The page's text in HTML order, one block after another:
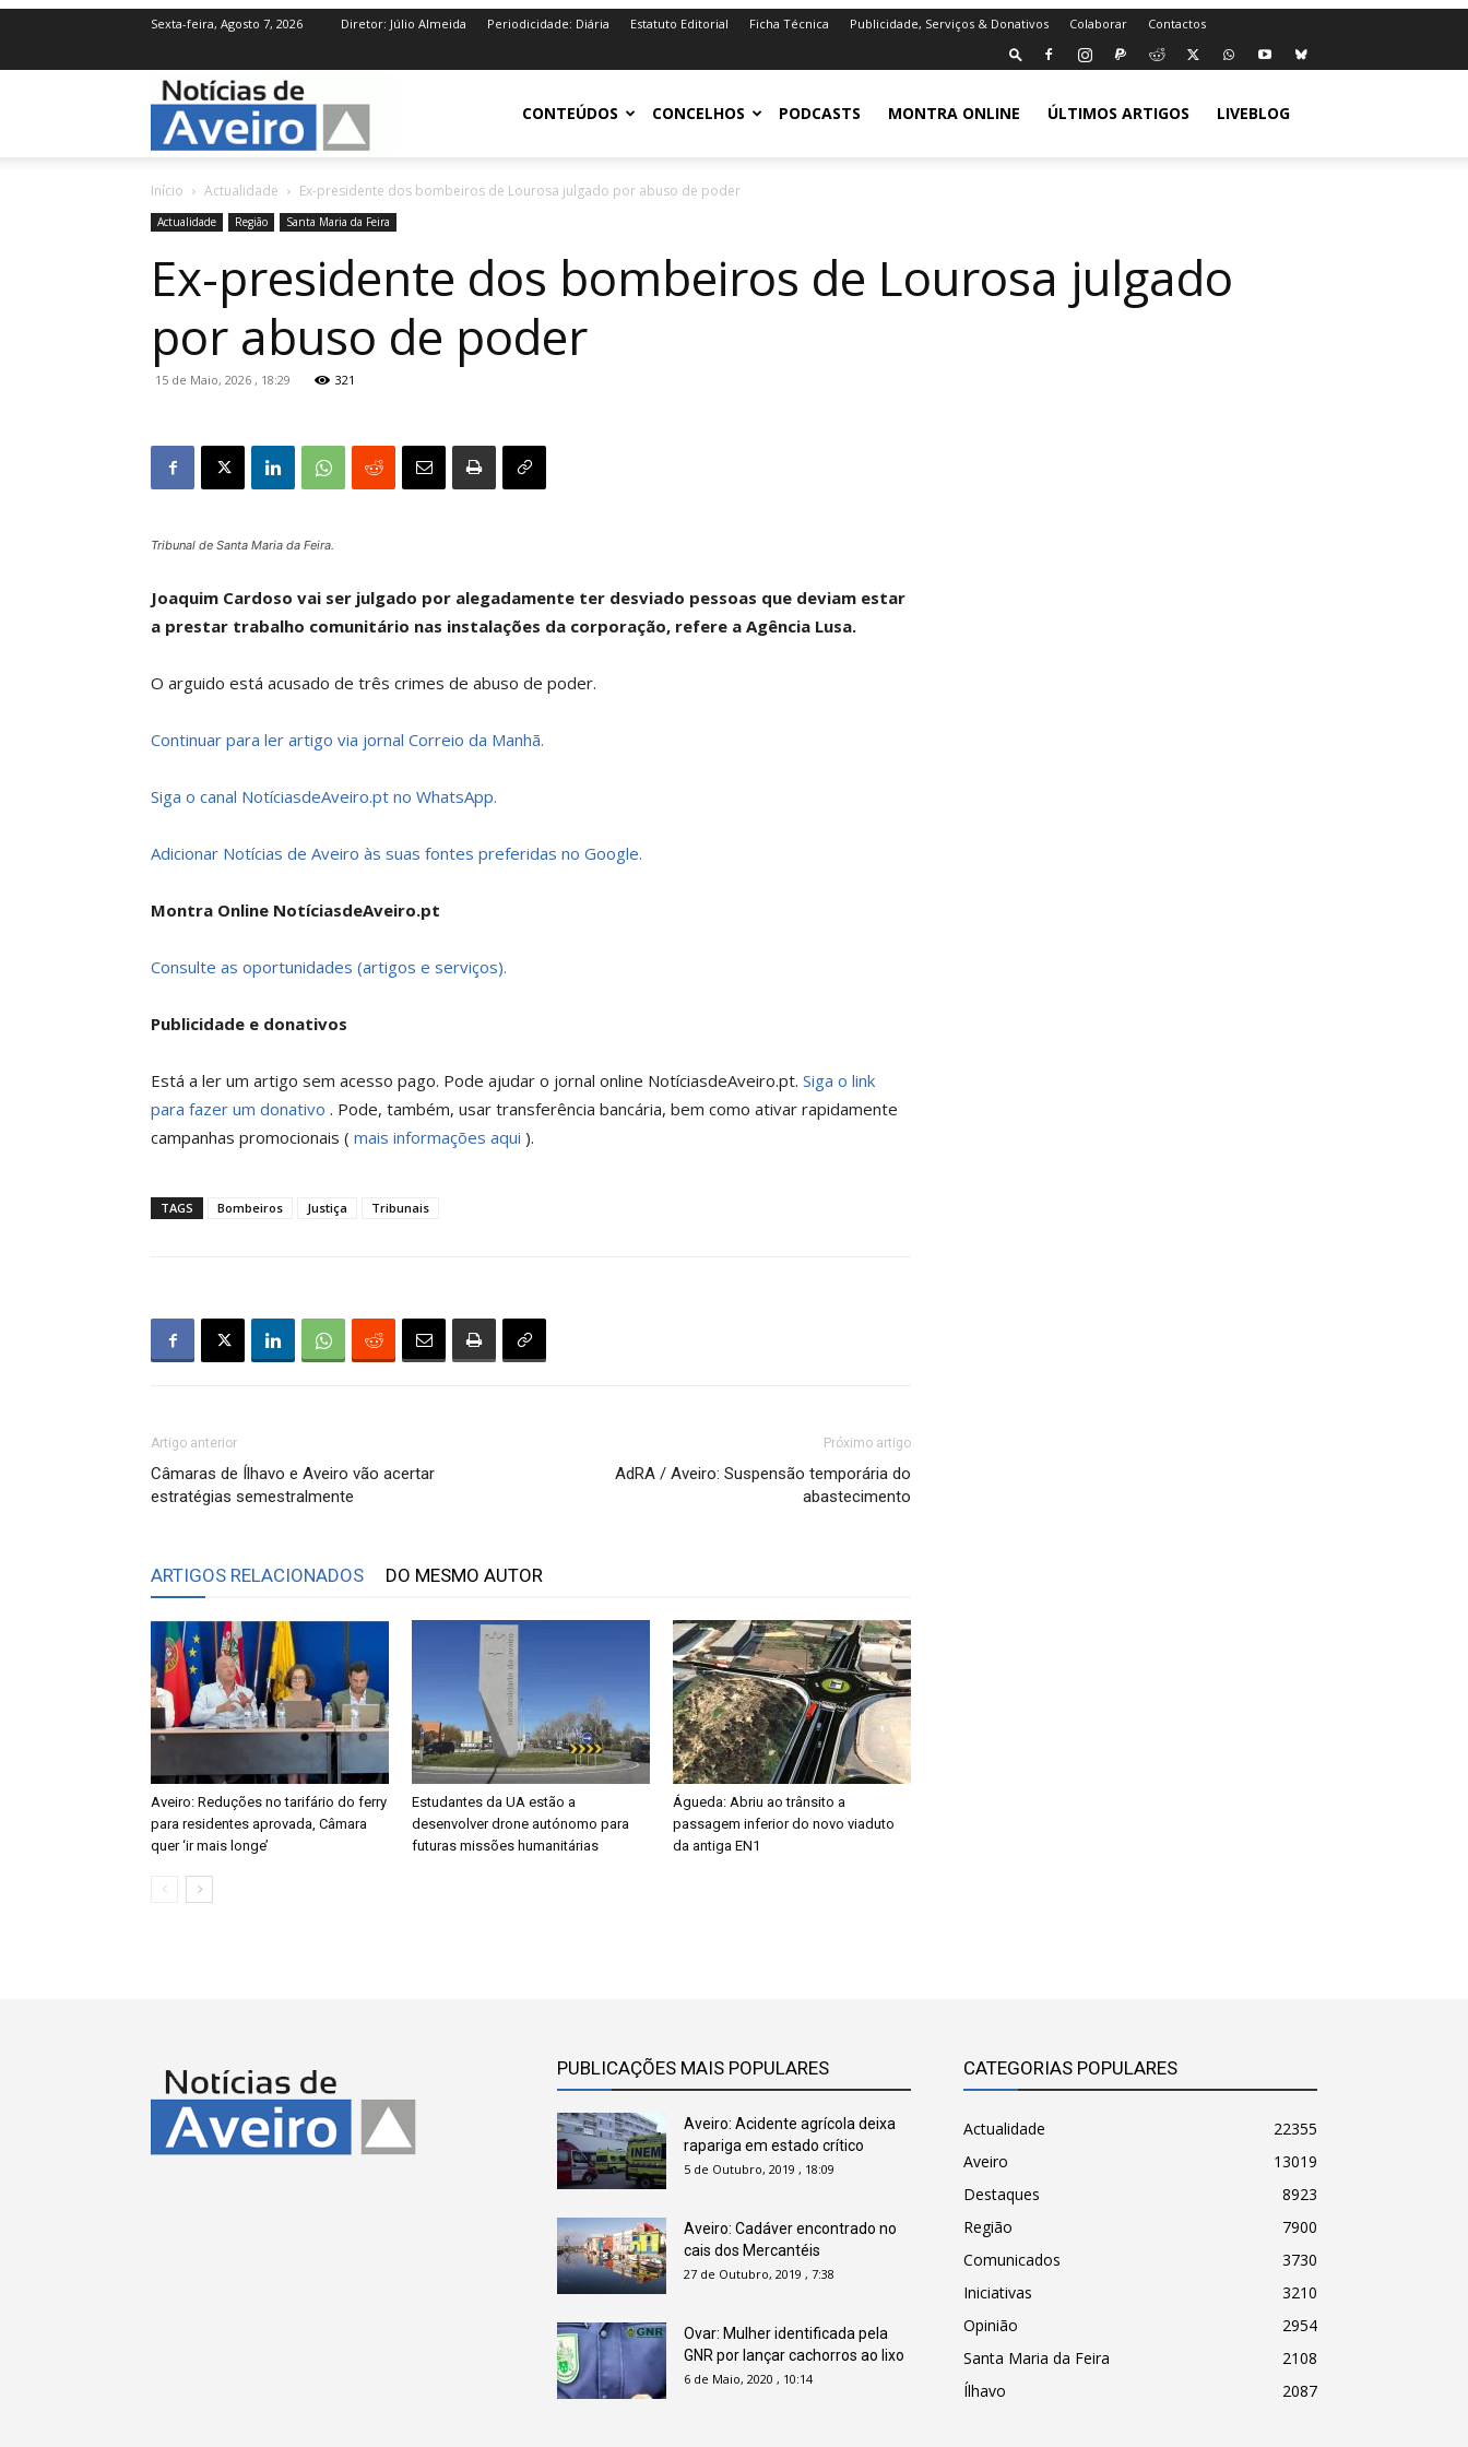
Sexta-feira, Agosto 7, 2026 Diretor: Júlio Almeida Periodicidade: Diária Estatuto Editorial Ficha Técnica Publicidade, Serviços & Donativos Colaborar Contactos
NotíciasdeAveiro.ptCONTEÚDOS CONCELHOS PODCASTS MONTRA ONLINE ÚLTIMOS ARTIGOS LIVEBLOG
Início Actualidade Ex-presidente dos bombeiros de Lourosa julgado por abuso de poder
Actualidade Região Santa Maria da Feira
Ex-presidente dos bombeiros de Lourosa julgado
por abuso de poder
15 de Maio, 2026 , 18:29 321
Tribunal de Santa Maria da Feira.
Joaquim Cardoso vai ser julgado por alegadamente ter desviado pessoas que deviam estar
a prestar trabalho comunitário nas instalações da corporação, refere a Agência Lusa.
O arguido está acusado de três crimes de abuso de poder.
Continuar para ler artigo via jornal Correio da Manhã.
Siga o canal NotíciasdeAveiro.pt no WhatsApp.
Adicionar Notícias de Aveiro às suas fontes preferidas no Google.
Montra Online NotíciasdeAveiro.pt
Consulte as oportunidades (artigos e serviços).
Publicidade e donativos
Está a ler um artigo sem acesso pago. Pode ajudar o jornal online NotíciasdeAveiro.pt. Siga o link
para fazer um donativo . Pode, também, usar transferência bancária, bem como ativar rapidamente
campanhas promocionais ( mais informações aqui ).
TAGS Bombeiros Justiça Tribunais
Artigo anterior
Câmaras de Ílhavo e Aveiro vão acertar
estratégias semestralmente
Próximo artigo
AdRA / Aveiro: Suspensão temporária do
abastecimento
ARTIGOS RELACIONADOS DO MESMO AUTOR
Aveiro: Reduções no tarifário do ferry
para residentes aprovada, Câmara
quer ‘ir mais longe’
Estudantes da UA estão a
desenvolver drone autónomo para
futuras missões humanitárias
Águeda: Abriu ao trânsito a
passagem inferior do novo viaduto
da antiga EN1
PUBLICAÇÕES MAIS POPULARES
Aveiro: Acidente agrícola deixa
rapariga em estado crítico
5 de Outubro, 2019 , 18:09
Aveiro: Cadáver encontrado no
cais dos Mercantéis
27 de Outubro, 2019 , 7:38
Ovar: Mulher identificada pela
GNR por lançar cachorros ao lixo
6 de Maio, 2020 , 10:14
CATEGORIAS POPULARES
Actualidade
22355
Aveiro
13019
Destaques
8923
Região
7900
Comunicados
3730
Iniciativas
3210
Opinião
2954
Santa Maria da Feira
2108
Ílhavo
2087